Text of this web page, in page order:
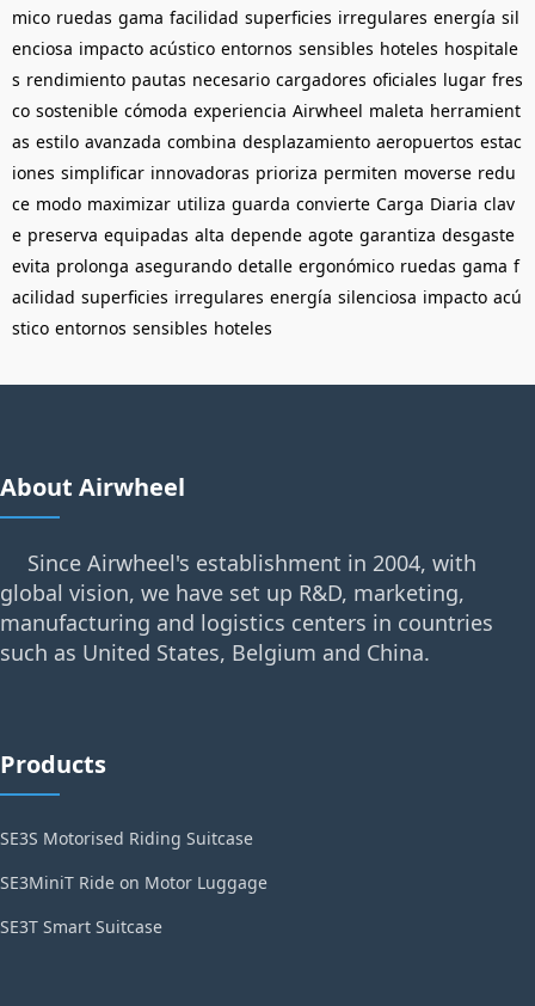
mico ruedas gama facilidad superficies irregulares energía sil
enciosa impacto acústico entornos sensibles hoteles hospitale
s rendimiento pautas necesario cargadores oficiales lugar fres
co sostenible cómoda experiencia Airwheel maleta herramient
as estilo avanzada combina desplazamiento aeropuertos estac
iones simplificar innovadoras prioriza permiten moverse redu
ce modo maximizar utiliza guarda convierte Carga Diaria clav
e preserva equipadas alta depende agote garantiza desgaste
evita prolonga asegurando detalle ergonómico ruedas gama f
acilidad superficies irregulares energía silenciosa impacto acú
stico entornos sensibles hoteles
About Airwheel
Since Airwheel's establishment in 2004, with
global vision, we have set up R&D, marketing,
manufacturing and logistics centers in countries
such as United States, Belgium and China.
Products
SE3S Motorised Riding Suitcase
SE3MiniT Ride on Motor Luggage
SE3T Smart Suitcase